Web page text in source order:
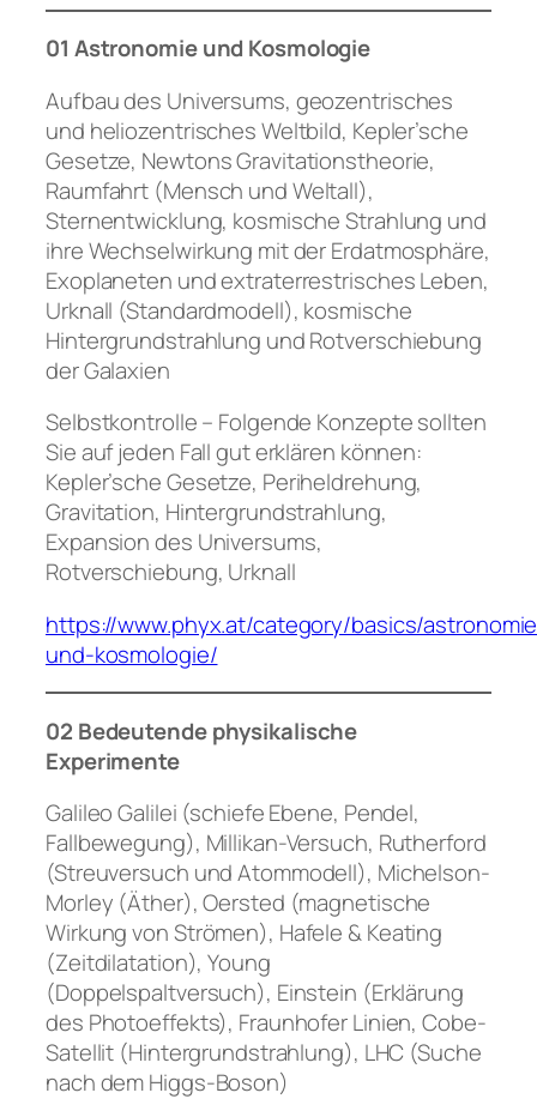
01 Astronomie und Kosmologie
Aufbau des Universums, geozentrisches
und heliozentrisches Weltbild, Kepler’sche
Gesetze, Newtons Gravitationstheorie,
Raumfahrt (Mensch und Weltall),
Sternentwicklung, kosmische Strahlung und
ihre Wechselwirkung mit der Erdatmosphäre,
Exoplaneten und extraterrestrisches Leben,
Urknall (Standardmodell), kosmische
Hintergrundstrahlung und Rotverschiebung
der Galaxien
Selbstkontrolle – Folgende Konzepte sollten
Sie auf jeden Fall gut erklären können:
Kepler’sche Gesetze, Periheldrehung,
Gravitation, Hintergrundstrahlung,
Expansion des Universums,
Rotverschiebung, Urknall
https://www.phyx.at/category/basics/
und-kosmologie/
02 Bedeutende physikalische
Experimente
Galileo Galilei (schiefe Ebene, Pendel,
Fallbewegung), Millikan-Versuch, Rutherford
(Streuversuch und Atommodell), Michelson-
Morley (Äther), Oersted (magnetische
Wirkung von Strömen), Hafele & Keating
(Zeitdilatation), Young
(Doppelspaltversuch), Einstein (Erklärung
des Photoeffekts), Fraunhofer Linien, Cobe-
Satellit (Hintergrundstrahlung), LHC (Suche
nach dem Higgs-Boson)